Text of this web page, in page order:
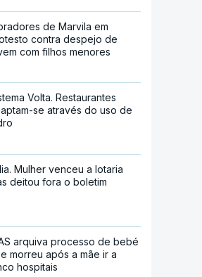
de Marvila em
contra despejo de
com filhos menores
Volta. Restaurantes
se através do uso de
Mulher venceu a lotaria
deitou fora o boletim
arquiva processo de bebé
morreu após a mãe ir a
hospitais